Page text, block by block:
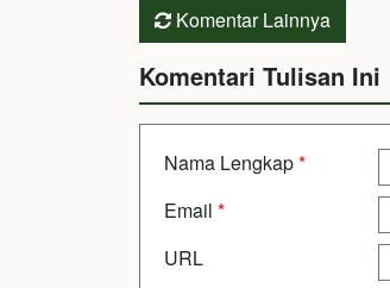
Komentar Lainnya
Komentari Tulisan Ini
Nama Lengkap*
Email *
URL